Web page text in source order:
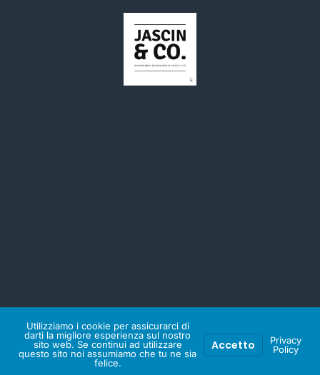
© 2026 Olga Jascin & Co.. Powered by Olga Jascin & Co.
Utilizziamo i cookie per assicurarci di
darti la migliore esperienza sul nostro
sito web. Se continui ad utilizzare
questo sito noi assumiamo che tu ne sia
felice.
Accetto
Privacy
Policy